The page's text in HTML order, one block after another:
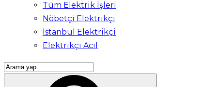
Tüm Elektrik İşleri
Nöbetçi Elektrikçi
İstanbul Elektrikçi
Elektrikçi Acil